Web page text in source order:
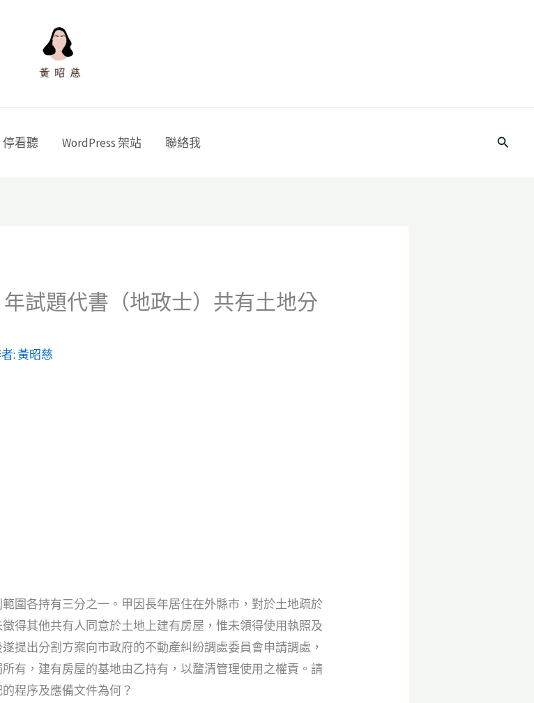
停看聽 WordPress 架站 聯絡我
搜
年試題代書（地政士）共有土地分
:黃昭慈
圍各持有三分之一。甲因長年居住在外縣市，對於土地疏於
得其他共有人同意於土地上建有房屋，惟未領得使用執照及
提出分割方案向市政府的不動產糾紛調處委員會申請調處，
有，建有房屋的基地由乙持有，以釐清管理使用之權責。請
程序及應備文件為何？